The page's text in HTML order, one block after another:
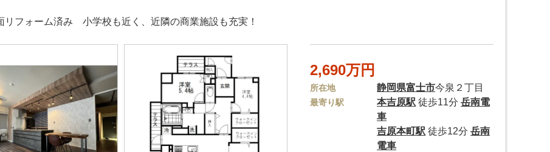
リフォーム済み 小学校も近く、近隣の商業施設も充実！
2,690万円
所在地 静岡県富士市今泉２丁目
最寄り駅 本吉原駅 徒歩11分岳南電
車
吉原本町駅 徒歩12分岳南
電車